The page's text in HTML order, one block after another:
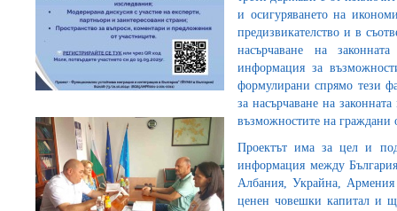
и осигуряването на
предизвикателство и в
насърчаване на
информация за
формулирани спрямо тези
за насърчаване на
възможностите на граждани
Проектът има за цел и
информация между
Албания, Украйна,
ценен човешки капитал и